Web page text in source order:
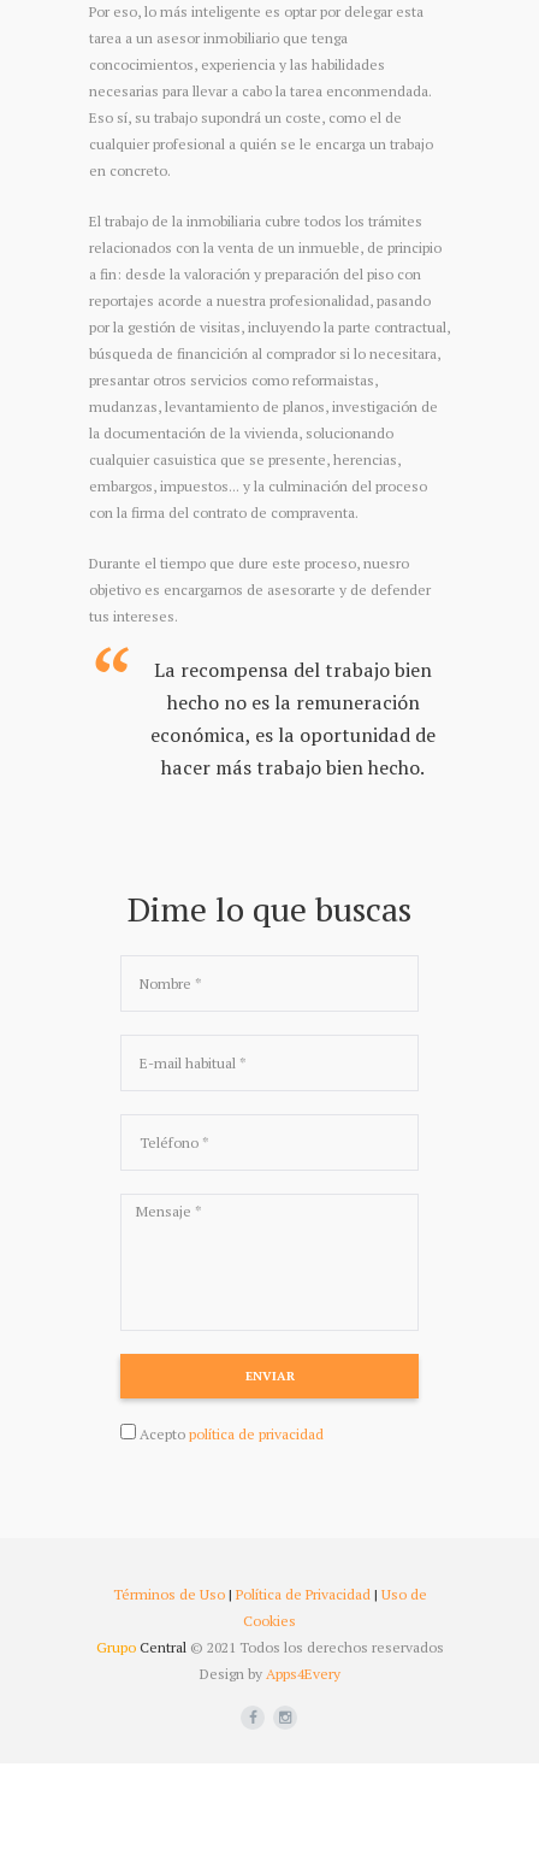
Por eso, lo más inteligente es optar por delegar esta
tarea a un asesor inmobiliario que tenga
concocimientos, experiencia y las habilidades
necesarias para llevar a cabo la tarea enconmendada.
Eso sí, su trabajo supondrá un coste, como el de
cualquier profesional a quién se le encarga un trabajo
en concreto.
El trabajo de la inmobiliaria cubre todos los trámites
relacionados con la venta de un inmueble, de principio
a fin: desde la valoración y preparación del piso con
reportajes acorde a nuestra profesionalidad, pasando
por la gestión de visitas, incluyendo la parte contractual,
búsqueda de financición al comprador si lo necesitara,
presantar otros servicios como reformaistas,
mudanzas, levantamiento de planos, investigación de
la documentación de la vivienda, solucionando
cualquier casuistica que se presente, herencias,
embargos, impuestos... y la culminación del proceso
con la firma del contrato de compraventa.
Durante el tiempo que dure este proceso, nuesro
objetivo es encargarnos de asesorarte y de defender
tus intereses.
La recompensa del trabajo bien
hecho no es la remuneración
económica, es la oportunidad de
hacer más trabajo bien hecho.
Dime lo que buscas
ENVIAR
Acepto política de privacidad
Términos de Uso| Política de Privacidad| Uso de
Cookies
GrupoCentral© 2021 Todos los derechos reservados
Design by Apps4Every